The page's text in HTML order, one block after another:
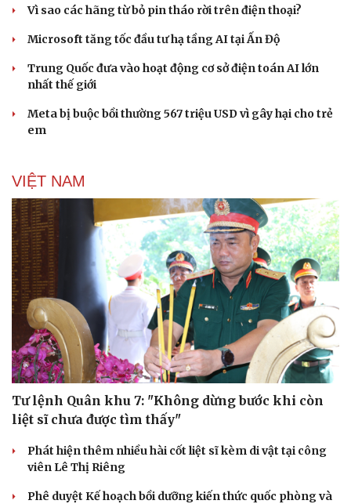
Vì sao các hãng từ bỏ pin tháo rời trên điện thoại?
Microsoft tăng tốc đầu tư hạ tầng AI tại Ấn Độ
Trung Quốc đưa vào hoạt động cơ sở điện toán AI lớn
nhất thế giới
Meta bị buộc bồi thường 567 triệu USD vì gây hại cho trẻ
em
VIỆT NAM
Tư lệnh Quân khu 7: "Không dừng bước khi còn
liệt sĩ chưa được tìm thấy"
Phát hiện thêm nhiều hài cốt liệt sĩ kèm di vật tại công
viên Lê Thị Riêng
Phê duyệt Kế hoạch bồi dưỡng kiến thức quốc phòng và